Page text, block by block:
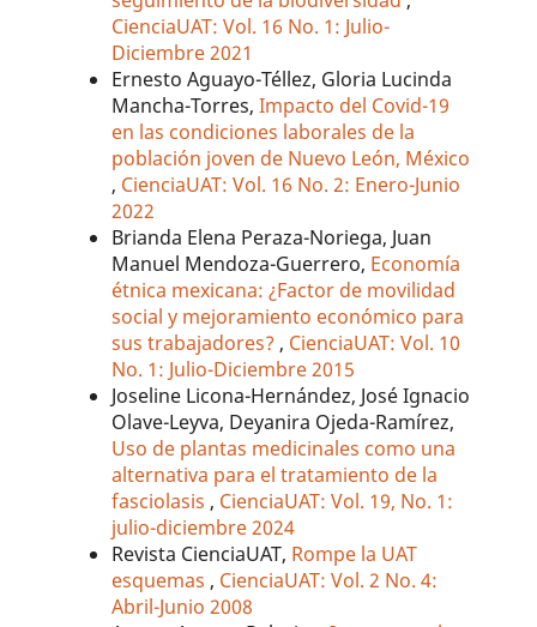
CienciaUAT: Vol. 16 No. 1: Julio-
Diciembre 2021
Ernesto Aguayo-Téllez, Gloria Lucinda
Mancha-Torres,Impacto del Covid-19
en las condiciones laborales de la
población joven de Nuevo León, México
, CienciaUAT: Vol. 16 No. 2: Enero-Junio
2022
Brianda Elena Peraza-Noriega, Juan
Manuel Mendoza-Guerrero, Economía
étnica mexicana: ¿Factor de movilidad
social y mejoramiento económico para
sus trabajadores? , CienciaUAT: Vol. 10
No. 1: Julio-Diciembre 2015
Joseline Licona-Hernández, José Ignacio
Olave-Leyva, Deyanira Ojeda-Ramírez,
Uso de plantas medicinales como una
alternativa para el tratamiento de la
fasciolasis , CienciaUAT: Vol. 19, No. 1:
julio-diciembre 2024
Revista CienciaUAT, Rompe la UAT
esquemas , CienciaUAT: Vol. 2 No. 4:
Abril-Junio 2008